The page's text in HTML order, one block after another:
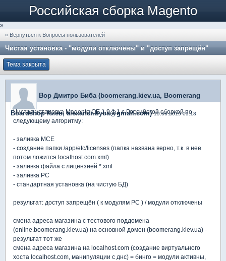
Российская сборка Magento
»
« Вернуться к Вопросы пользователей
Чистая установка - "модули отключены" и "доступ запрещён"
Тема закрыта
Вор Дмитро Биба (boomerang.kiev.ua, Boomerang
Boardshop Киев, alexandr.byba@gmail.com) 19.06.2015 09:18
Чистая установка Magento CE 1.9.1.1 c Российской сборкой по
следующему алгоритму:
- заливка MCE
- создание папки /app/etc/licenses (папка названа верно, т.к. в нее
потом ложится localhost.com.xml)
- заливка файла с лицензией *.xml
- заливка РС
- стандартная установка (на чистую БД)
результат: доступ запрещён ( к модулям РС ) / модули отключены
смена адреса магазина с тестового поддомена
(online.boomerang.kiev.ua) на основной домен (boomerang.kiev.ua) -
результат тот же
смена адреса магазина на localhost.com (создание виртуального
хоста localhost.com, манипуляции с днс) = бинго = модули активны,